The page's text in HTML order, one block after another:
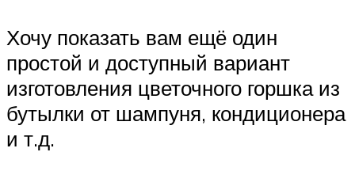
Хочу показать вам ещё один
простой и доступный вариант
изготовления цветочного горшка из
бутылки от шампуня, кондиционера
и т.д.